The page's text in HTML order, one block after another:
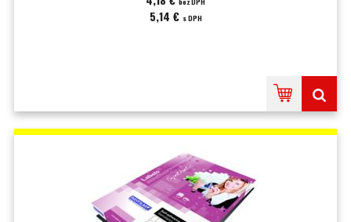
5,14 € s DPH